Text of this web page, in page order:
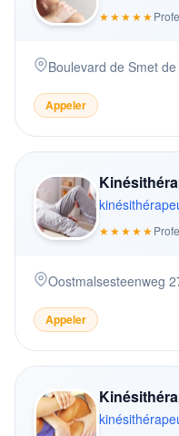
★★★★★
Boulevard de Smet
Appeler
★★★★★
Oostmalsesteenweg
Appeler